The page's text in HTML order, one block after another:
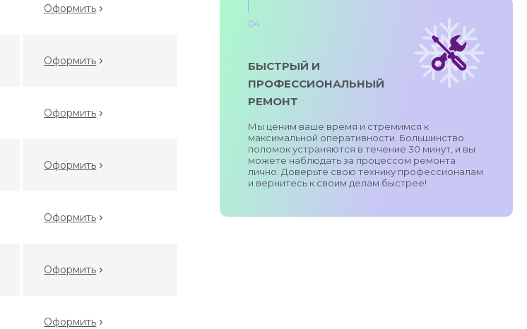
Оформить
Оформить
Оформить
Оформить
Оформить
Оформить
Оформить
04
БЫСТРЫЙ И
ПРОФЕССИОНАЛЬНЫЙ
РЕМОНТ
Мы ценим ваше время и стремимся к
максимальной оперативности. Большинство
поломок устраняются в течение 30 минут, и вы
можете наблюдать за процессом ремонта
лично. Доверьте свою технику профессионалам
и вернитесь к своим делам быстрее!